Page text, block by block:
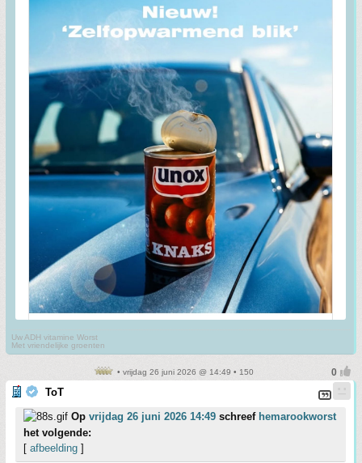
Uw ADH vitamine Worst
Met vriendelijke groenten
• vrijdag 26 juni 2026 @ 14:49 • 150
ToT
Op vrijdag 26 juni 2026 14:49 schreef hemarookworst
het volgende:
[ afbeelding ]